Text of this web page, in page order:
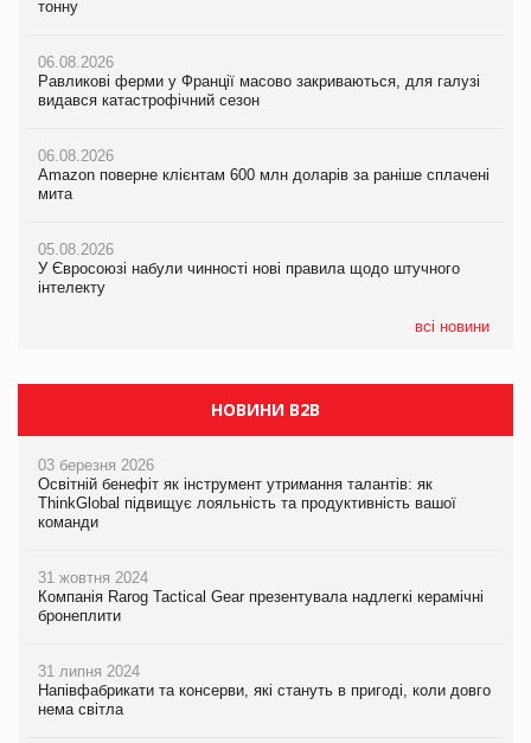
тонну
06.08.2026
Равликові ферми у Франції масово закриваються, для галузі
видався катастрофічний сезон
06.08.2026
Amazon поверне клієнтам 600 млн доларів за раніше сплачені
мита
05.08.2026
У Євросоюзі набули чинності нові правила щодо штучного
інтелекту
всі новини
тонну
06.08.2026
Равликові ферми у Франції масово закриваються, для галузі
видався катастрофічний сезон
06.08.2026
Amazon поверне клієнтам 600 млн доларів за раніше сплачені
мита
05.08.2026
У Євросоюзі набули чинності нові правила щодо штучного
інтелекту
видався катастрофічний сезон
06.08.2026
Amazon поверне клієнтам 600 млн доларів за раніше сплачені
мита
05.08.2026
У Євросоюзі набули чинності нові правила щодо штучного
інтелекту
05.08.2026
Рекламна платформа вимагає від Google компенсацію за
втрату 6,9 трлн рекламних показів
НОВИНИ B2B
03 березня 2026
Освітній бенефіт як інструмент утримання талантів: як
ThinkGlobal підвищує лояльність та продуктивність вашої
команди
31 жовтня 2024
Компанія Rarog Tactical Gear презентувала надлегкі керамічні
бронеплити
31 липня 2024
Напівфабрикати та консерви, які стануть в пригоді, коли довго
нема світла